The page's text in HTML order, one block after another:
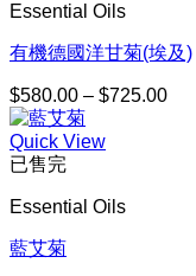
Essential Oils
有機德國洋甘菊(埃及)
$580.00 – $725.00價
Quick View
已售完
Essential Oils
藍艾菊